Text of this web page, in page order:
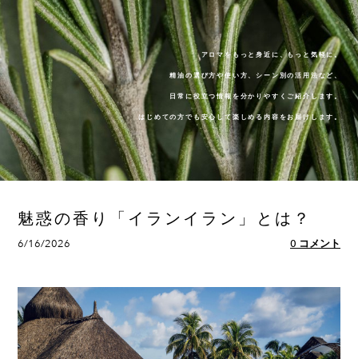
アロマをもっと身近に、もっと気軽に。
精油の選び方や使い方、シーン別の活用法など、
​日常に役立つ情報を分かりやすくご紹介します。
はじめての方でも安心して楽しめる内容をお届けします。
魅惑の香り「イランイラン」とは？
6/16/2026 0 コメント